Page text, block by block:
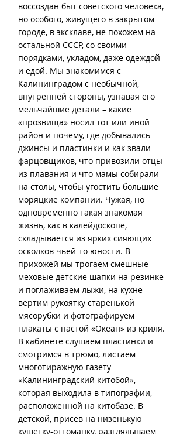
воссоздан быт советского человека,
но особого, живущего в закрытом
городе, в эксклаве, не похожем на
остальной СССР, со своими
порядками, укладом, даже одеждой
и едой. Мы знакомимся с
Калининградом с необычной,
внутренней стороны, узнавая его
мельчайшие детали – какие
«прозвища» носил тот или иной
район и почему, где добывались
джинсы и пластинки и как звали
фарцовщиков, что привозили отцы
из плавания и что мамы собирали
на столы, чтобы угостить большие
моряцкие компании. Чужая, но
одновременно такая знакомая
жизнь, как в калейдоскопе,
складывается из ярких сияющих
осколков чьей-то юности. В
прихожей мы трогаем смешные
меховые детские шапки на резинке
и поглаживаем лыжи, на кухне
вертим рукоятку старенькой
мясорубки и фотографируем
плакаты с пастой «Океан» из криля.
В кабинете слушаем пластинки и
смотримся в трюмо, листаем
многотиражную газету
«Калининградский китобой»,
которая выходила в типографии,
расположенной на китобазе. В
детской, присев на низенькую
кушетку-оттоманку, разглядываем